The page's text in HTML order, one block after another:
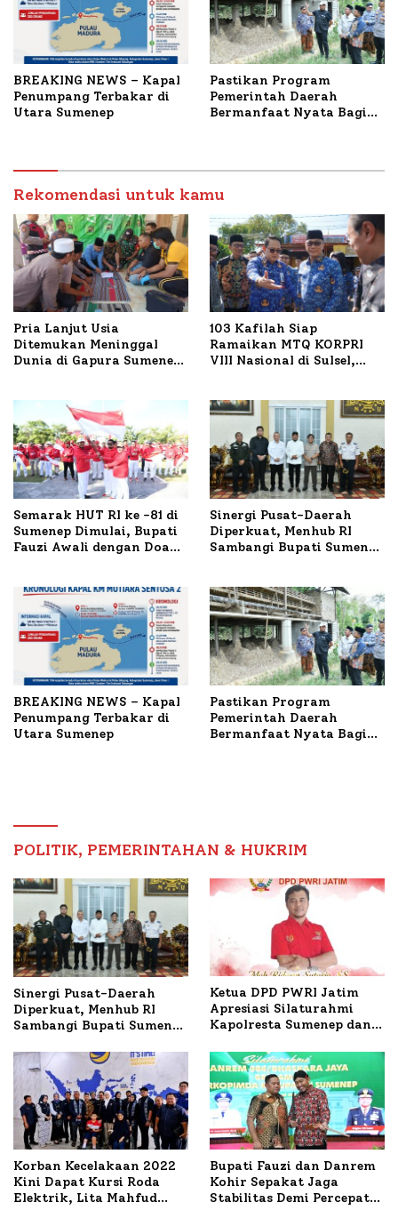
BREAKING NEWS – Kapal
Penumpang Terbakar di
Utara Sumenep
Pastikan Program
Pemerintah Daerah
Bermanfaat Nyata Bagi
Petelur di Desa Bataal
Timur
Rekomendasi untuk kamu
Pria Lanjut Usia
Ditemukan Meninggal
Dunia di Gapura Sumenep,
103 Kafilah Siap
Ramaikan MTQ KORPRI
VIII Nasional di Sulsel,
Semarak HUT RI ke -81 di
Sumenep Dimulai, Bupati
Fauzi Awali dengan Doa
Sinergi Pusat-Daerah
Diperkuat, Menhub RI
Sambangi Bupati Sumenep
BREAKING NEWS – Kapal
Penumpang Terbakar di
Utara Sumenep
Pastikan Program
Pemerintah Daerah
Bermanfaat Nyata Bagi
POLITIK, PEMERINTAHAN & HUKRIM
Sinergi Pusat-Daerah
Diperkuat, Menhub RI
Sambangi Bupati Sumenep
Mutiara Sentosa II
Ketua DPD PWRI Jatim
Apresiasi Silaturahmi
Kapolresta Sumenep dan
Ideal Polri-Pers
Korban Kecelakaan 2022
Kini Dapat Kursi Roda
Elektrik, Lita Mahfud
Bupati Fauzi dan Danrem
Kohir Sepakat Jaga
Stabilitas Demi Percepat